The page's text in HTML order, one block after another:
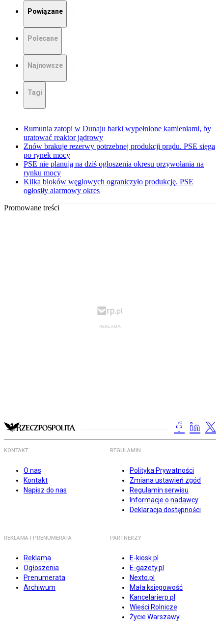
Powiązane
Polecane
Najnowsze
Tagi
Rumunia zatopi w Dunaju barki wypełnione kamieniami, by
uratować reaktor jądrowy
Znów brakuje rezerwy potrzebnej produkcji prądu. PSE sięga
po rynek mocy
PSE nie planują na dziś ogłoszenia okresu przywołania na
rynku mocy
Kilka bloków węglowych ograniczyło produkcję. PSE
ogłosiły alarmowy okres
Promowane treści
KONTAKT
O nas
Kontakt
Napisz do nas
REGULAMIN
Polityka Prywatności
Zmiana ustawień zgód
Regulamin serwisu
Informacje o nadawcy
Deklaracja dostępności
REKLAMA I PRENUMERATA
Reklama
Ogłoszenia
Prenumerata
Archiwum
PARTNERZY
E-kiosk.pl
E-gazety.pl
Nexto.pl
Mała księgowość
Kancelarierp.pl
Wieści Rolnicze
Życie Warszawy